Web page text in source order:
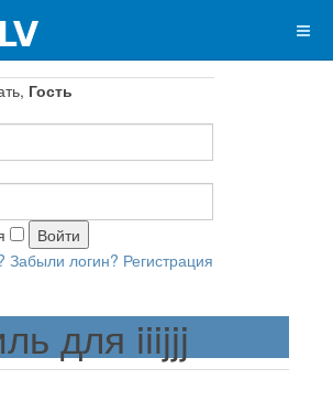
Гость
Забыли логин? Регистрация
для iiijjj